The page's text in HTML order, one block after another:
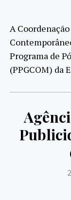
A
Programa de
(PPGCOM) da